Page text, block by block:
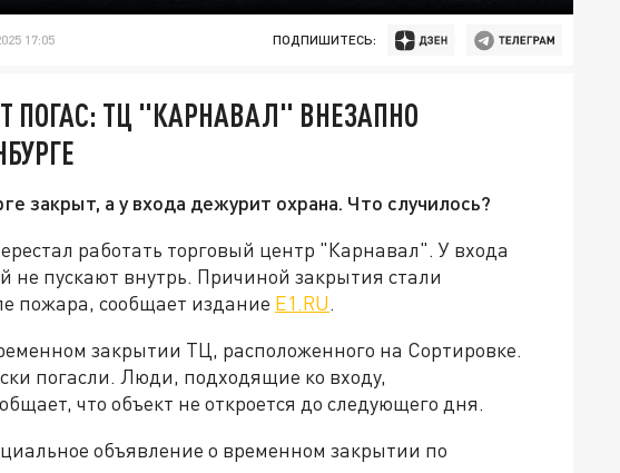
17:05 ПОДПИШИТЕСЬ:
ПОГАС: ТЦ "КАРНАВАЛ" ВНЕЗАПНО
закрыт, а у входа дежурит охрана. Что случилось?
работать торговый центр "Карнавал". У входа
не пускают внутрь. Причиной закрытия стали
пожара, сообщает издание Е1.RU.
закрытии ТЦ, расположенного на Сортировке.
погасли. Люди, подходящие ко входу,
что объект не откроется до следующего дня.
объявление о временном закрытии по